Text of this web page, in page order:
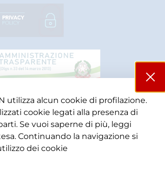
utilizza alcun cookie di profilazione.
cookie legati alla presenza di
Se vuoi saperne di più, leggi
Continuando la navigazione si
dei cookie​